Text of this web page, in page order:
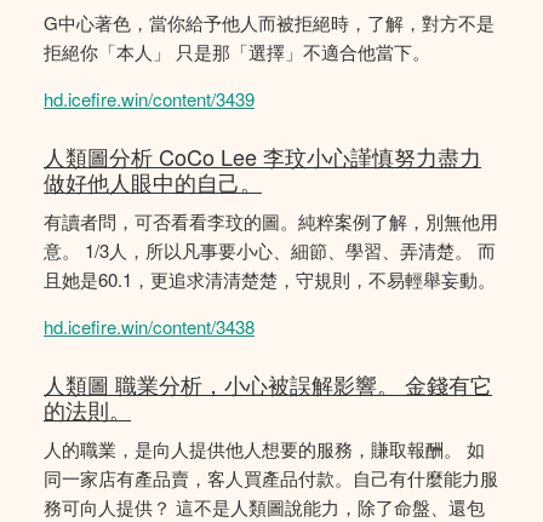
G中心著色，當你給予他人而被拒絕時，了解，對方不是
拒絕你「本人」 只是那「選擇」不適合他當下。
hd.icefire.win/content/3439
人類圖分析 CoCo Lee 李玟小心謹慎努力盡力
做好他人眼中的自己。
有讀者問，可否看看李玟的圖。純粹案例了解，別無他用
意。 1/3人，所以凡事要小心、細節、學習、弄清楚。 而
且她是60.1，更追求清清楚楚，守規則，不易輕舉妄動。
hd.icefire.win/content/3438
人類圖 職業分析，小心被誤解影響。 金錢有它
的法則。
人的職業，是向人提供他人想要的服務，賺取報酬。 如
同一家店有產品賣，客人買產品付款。自己有什麼能力服
務可向人提供？ 這不是人類圖說能力，除了命盤、還包